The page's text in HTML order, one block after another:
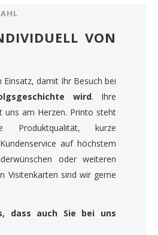
VON
Einsatz, damit Ihr Besuch bei
wird. Ihre
uns am Herzen. Printo steht
Produktqualität, kurze
auf höchstem
oder weiteren
Visitenkarten sind wir gerne
dass auch Sie bei uns